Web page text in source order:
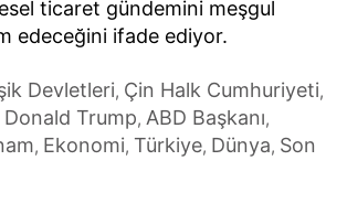
ticaret gündemini meşgul
edeceğini ifade ediyor.
Devletleri, Çin Halk Cumhuriyeti,
Donald Trump, ABD Başkanı,
, Ekonomi, Türkiye, Dünya, Son